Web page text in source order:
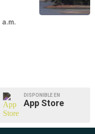
DISPONIBLE EN
App Store